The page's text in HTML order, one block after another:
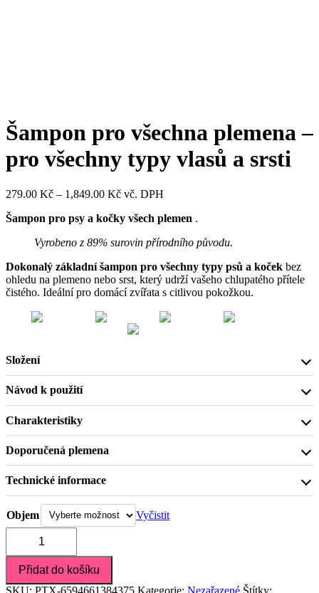
Šampon pro všechna plemena –
pro všechny typy vlasů a srsti
279.00 Kč – 1,849.00 KčRozpětí
279.00 Kč
1,849.00 Kč
vč. DPH
Šampon pro psy a kočky všech plemen .
Vyrobeno z 89% surovin přírodního původu.
Dokonalý základní šampon pro všechny typy psů a koček bez
ohledu na plemeno nebo srst, který udrží vašeho chlupatého přítele
čistého. Ideální pro domácí zvířata s citlivou pokožkou.
Složení
Návod k použití
Charakteristiky
Doporučená plemena
Technické informace
Objem Vyčistit
Šampon
pro
všechna
plemena
Přidat do košíku
SKU: PTX-6594661384375 Kategorie: Nezařazené Štítky: